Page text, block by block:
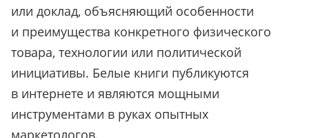
или доклад, объясняющий особенности
и преимущества конкретного физического
товара, технологии или политической
инициативы. Белые книги публикуются
в интернете и являются мощными
инструментами в руках опытных